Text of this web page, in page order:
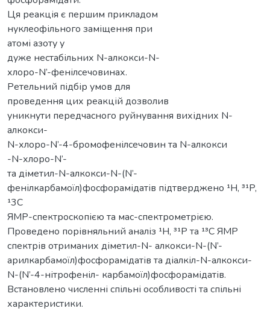
Ця реакція є першим прикладом
нуклеофільного заміщення при
атомі азоту у
дуже нестабільних N-алкокси-N-
хлоро-N’-фенілсечовинах.
Ретельний підбір умов для
проведення цих реакцій дозволив
уникнути передчасного руйнування вихідних N-
алкокси-
N-хлоро-N’-4-бромофенілсечовин та N-алкокси
-N-хлоро-N’-
та діметил-N-алкокси-N-(N’-
фенілкарбамоїл)фосфорамідатів підтверджено ¹H, ³¹P,
¹3C
ЯМР-спектроскопією та мас-спектрометрією.
Проведено порівняльний аналіз ¹H, ³¹P та ¹³C ЯМР
спектрів отриманих діметил-N- алкокси-N-(N’-
арилкарбамоїл)фосфорамідатів та діалкіл-N-алкокси-
N-(N’-4-нітрофеніл- карбамоїл)фосфорамідатів.
Встановлено численні спільні особливості та спільні
характеристики.